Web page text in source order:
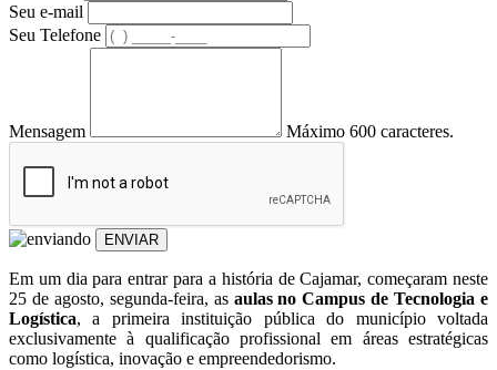
Seu e-mail
Seu Telefone
Mensagem Máximo 600 caracteres.
ENVIAR
Em um dia para entrar para a história de Cajamar, começaram neste
25 de agosto, segunda-feira, as aulas no Campus de Tecnologia e
Logística, a primeira instituição pública do município voltada
exclusivamente à qualificação profissional em áreas estratégicas
como logística, inovação e empreendedorismo.